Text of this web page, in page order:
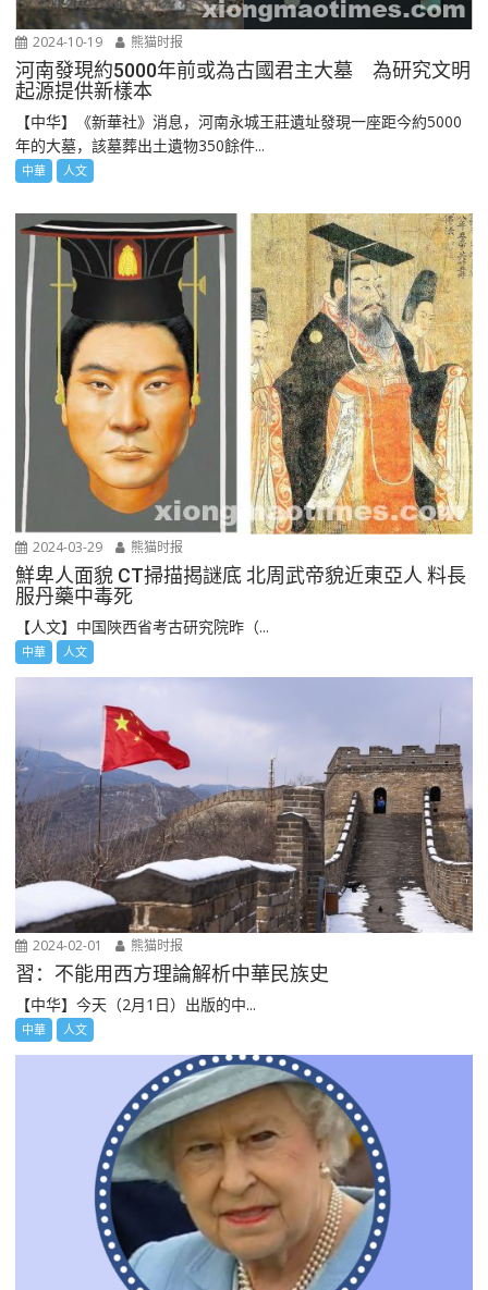
2024-10-19 熊猫时报
河南發現約5000年前或為古國君主大墓 為研究文明
起源提供新樣本
【中华】《新華社》消息，河南永城王莊遺址發現一座距今約5000
年的大墓，該墓葬出土遺物350餘件...
中華 人文
2024-03-29 熊猫时报
鮮卑人面貌 CT掃描揭謎底 北周武帝貌近東亞人 料長
服丹藥中毒死
【人文】中国陜西省考古研究院昨（...
中華 人文
2024-02-01 熊猫时报
習：不能用西方理論解析中華民族史
【中华】今天（2月1日）出版的中...
中華 人文